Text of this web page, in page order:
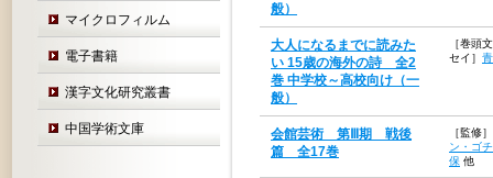
マイクロフィルム
電子書籍
漢字文化研究叢書
中国学術文庫
般）
大人になるまでに読みた
い 15歳の海外の詩 全2
巻 中学校～高校向け（一
般）
［巻頭
セイ］
会館芸術 第Ⅲ期 戦後
篇 全17巻
［監修］
ン・ゴ
保 他